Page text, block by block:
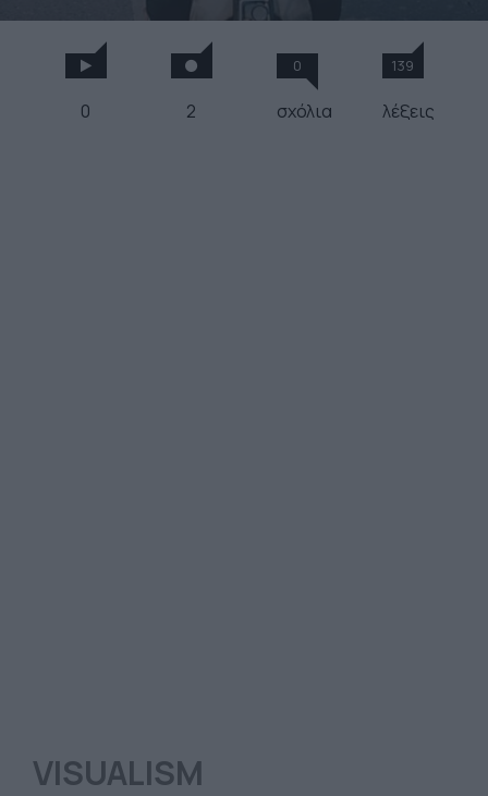
0 2
0
σχόλια
139
λέξεις
VISUALISM